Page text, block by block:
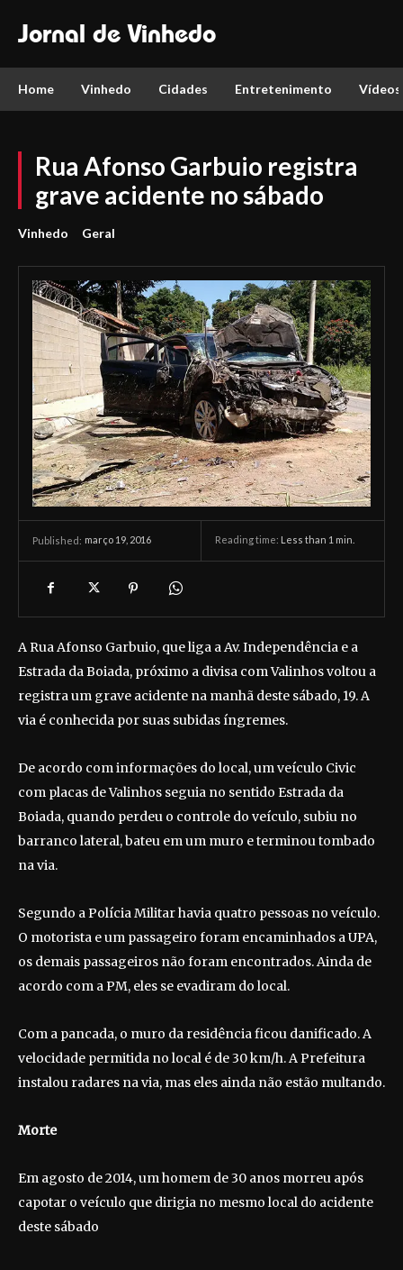
Jornal de Vinhedo
Home Vinhedo Cidades Entretenimento Vídeos
Rua Afonso Garbuio registra
grave acidente no sábado
Vinhedo Geral
Published: março 19, 2016 Reading time: Less than 1 min.
A Rua Afonso Garbuio, que liga a Av. Independência e a
Estrada da Boiada, próximo a divisa com Valinhos voltou a
registra um grave acidente na manhã deste sábado, 19. A
via é conhecida por suas subidas íngremes.
De acordo com informações do local, um veículo Civic
com placas de Valinhos seguia no sentido Estrada da
Boiada, quando perdeu o controle do veículo, subiu no
barranco lateral, bateu em um muro e terminou tombado
na via.
Segundo a Polícia Militar havia quatro pessoas no veículo.
O motorista e um passageiro foram encaminhados a UPA,
os demais passageiros não foram encontrados. Ainda de
acordo com a PM, eles se evadiram do local.
Com a pancada, o muro da residência ficou danificado. A
velocidade permitida no local é de 30 km/h. A Prefeitura
instalou radares na via, mas eles ainda não estão multando.
Morte
Em agosto de 2014, um homem de 30 anos morreu após
capotar o veículo que dirigia no mesmo local do acidente
deste sábado